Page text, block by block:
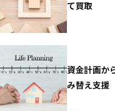
て買取
資金計画か
み替え支援